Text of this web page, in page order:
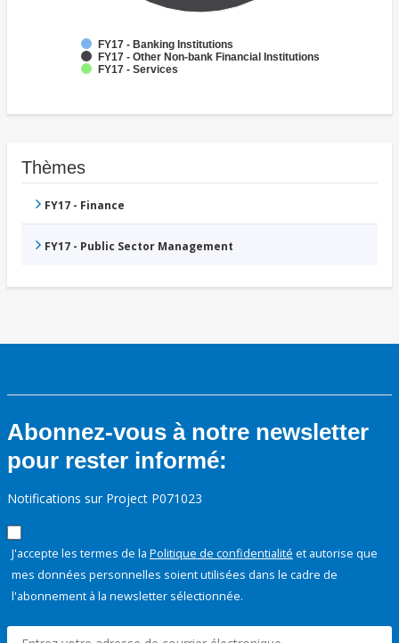
FY17 - Banking Institutions
FY17 - Other Non-bank Financial Institutions
FY17 - Services
Thèmes
FY17 - Finance
FY17 - Public Sector Management
Abonnez-vous à notre newsletter
pour rester informé:
Notifications sur Project P071023
J'accepte les termes de la Politique de confidentialité et autorise que
mes données personnelles soient utilisées dans le cadre de
l'abonnement à la newsletter sélectionnée.